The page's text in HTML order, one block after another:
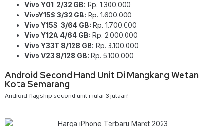
Vivo Y01 2/32 GB: Rp. 1.300.000
VivoY15S 3/32 GB: Rp. 1.600.000
Vivo Y15S 3/64 GB: Rp. 1.700.000
Vivo Y12A 4/64 GB: Rp. 2.000.000
Vivo Y33T 8/128 GB: Rp. 3.100.000
Vivo V23 8/128 GB: Rp. 5.100.000
Android Second Hand Unit Di Mangkang Wetan
Kota Semarang
Android flagship second unit mulai 3 jutaan!